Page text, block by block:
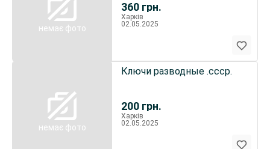
немає фото
360 грн.
Харків
02.05.2025
немає фото
200 грн.
Ключи разводные .ссср.
Харків
02.05.2025